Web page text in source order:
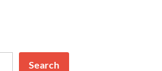
Search